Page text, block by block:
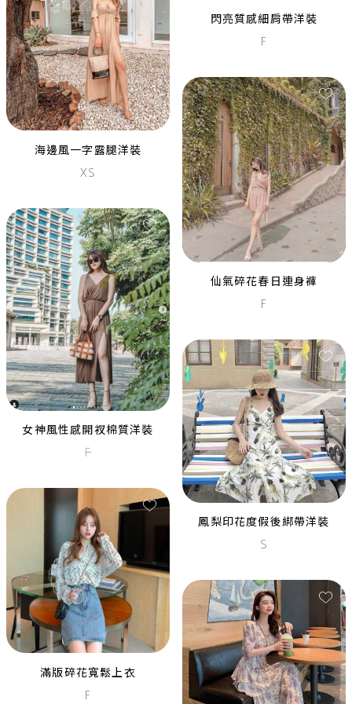
黑色亮片開袖造型長禮服
S
黑色長袖絲絨亮片小魚尾長洋
XL
黑色亮片透膚下擺背心裙
L
大亨小傳金色亮片流蘇短洋
L
大亨小傳復古銀黑亮片流蘇中 白色削肩羽毛小洋裝
閃亮質感細肩帶洋裝
F
海邊風一字露腿洋裝
XS
仙氣碎花春日連身褲
F
女神風性感開衩棉質洋裝
F
鳳梨印花度假後綁帶洋裝
S
滿版碎花寬鬆上衣
F